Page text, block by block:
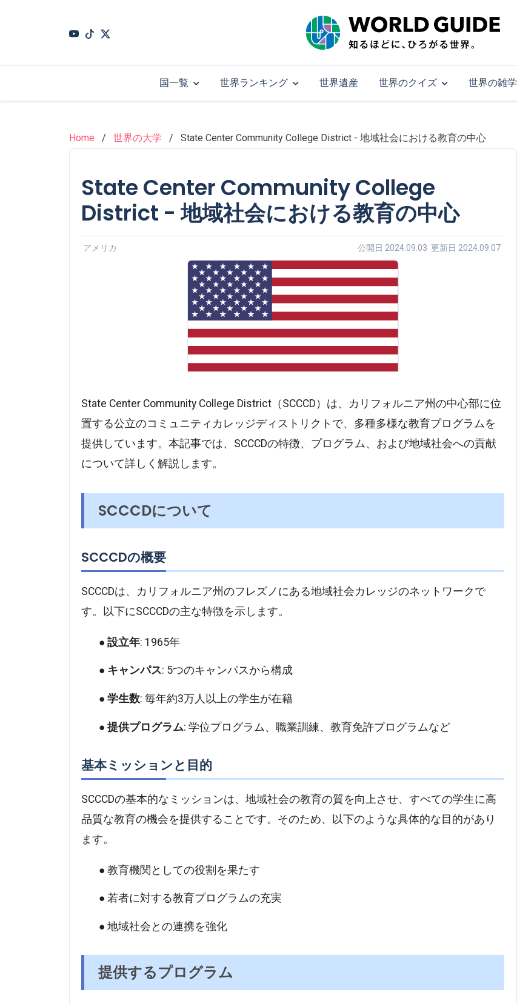
国一覧 世界ランキング 世界遺産 世界のクイズ 世界の雑学
Home 世界の大学 State Center Community College District - 地域社会における教育の中心
State Center Community College
District - 地域社会における教育の中心
アメリカ 公開日 2024.09.03 更新日 2024.09.07
State Center Community College District（SCCCD）は、カリフォルニア州の中心部に位
置する公立のコミュニティカレッジディストリクトで、多種多様な教育プログラムを
提供しています。本記事では、SCCCDの特徴、プログラム、および地域社会への貢献
について詳しく解説します。
SCCCDについて
SCCCDの概要
SCCCDは、カリフォルニア州のフレズノにある地域社会カレッジのネットワークで
す。以下にSCCCDの主な特徴を示します。
設立年: 1965年
キャンパス: 5つのキャンパスから構成
学生数: 毎年約3万人以上の学生が在籍
提供プログラム: 学位プログラム、職業訓練、教育免許プログラムなど
基本ミッションと目的
SCCCDの基本的なミッションは、地域社会の教育の質を向上させ、すべての学生に高
品質な教育の機会を提供することです。そのため、以下のような具体的な目的があり
ます。
教育機関としての役割を果たす
若者に対する教育プログラムの充実
地域社会との連携を強化
提供するプログラム